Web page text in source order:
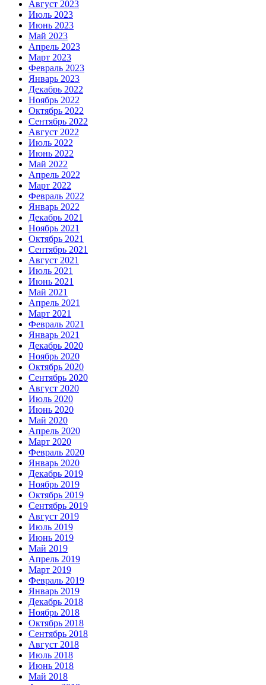
Август 2023
Июль 2023
Июнь 2023
Май 2023
Апрель 2023
Март 2023
Февраль 2023
Январь 2023
Декабрь 2022
Ноябрь 2022
Октябрь 2022
Сентябрь 2022
Август 2022
Июль 2022
Июнь 2022
Май 2022
Апрель 2022
Март 2022
Февраль 2022
Январь 2022
Декабрь 2021
Ноябрь 2021
Октябрь 2021
Сентябрь 2021
Август 2021
Июль 2021
Июнь 2021
Май 2021
Апрель 2021
Март 2021
Февраль 2021
Январь 2021
Декабрь 2020
Ноябрь 2020
Октябрь 2020
Сентябрь 2020
Август 2020
Июль 2020
Июнь 2020
Май 2020
Апрель 2020
Март 2020
Февраль 2020
Январь 2020
Декабрь 2019
Ноябрь 2019
Октябрь 2019
Сентябрь 2019
Август 2019
Июль 2019
Июнь 2019
Май 2019
Апрель 2019
Март 2019
Февраль 2019
Январь 2019
Декабрь 2018
Ноябрь 2018
Октябрь 2018
Сентябрь 2018
Август 2018
Июль 2018
Июнь 2018
Май 2018